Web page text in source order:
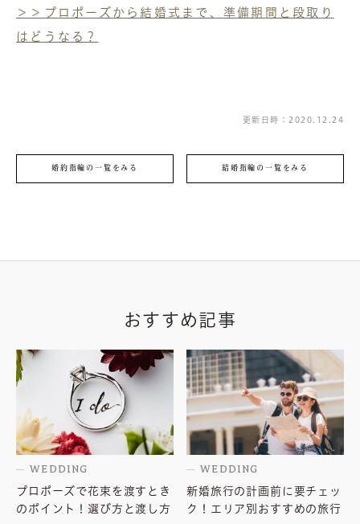
＞＞プロポーズから結婚式まで、準備期間と段取り
はどうなる？
更新日時：2020.12.24
婚約指輪の一覧をみる 結婚指輪の一覧をみる
おすすめ記事
WEDDING
プロポーズで花束を渡すとき
のポイント！選び方と渡し方
WEDDING
新婚旅行の計画前に要チェッ
ク！エリア別おすすめの旅行